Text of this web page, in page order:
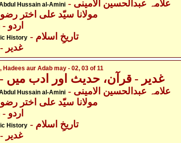
Hussain al-Amini - علامہ عبدالحسین الامینی
- مولانا سیّد علی اختر
- اردو
History - تاریخِ اسلام
- غدیر
Hadees aur Adab may - 02, 03 of 11
02،03/11 - غدیر - قرآن، حدیث اور ادب میں
Hussain al-Amini - علامہ عبدالحسین الامینی
- مولانا سیّد علی اختر
- اردو
History - تاریخِ اسلام
- غدیر